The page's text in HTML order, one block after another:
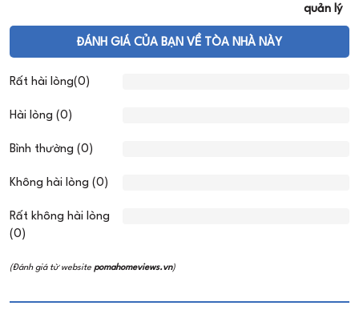
quản lý
ĐÁNH GIÁ CỦA BẠN VỀ TÒA NHÀ NÀY
Rất hài lòng(0)
Hài lòng (0)
Bình thường (0)
Không hài lòng (0)
Rất không hài lòng
(0)
(Đánh giá từ website pomahomeviews.vn)